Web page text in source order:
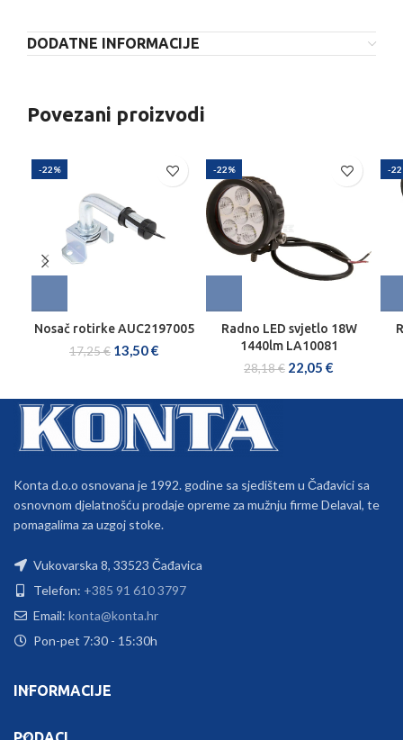
DODATNE INFORMACIJE
Povezani proizvodi
-22%
Nosač rotirke AUC2197005
17,25€ 13,50€
-22%
Radno LED svjetlo 18W
1440lm LA10081
28,18€ 22,05 €
-
Konta d.o.o osnovana je 1992. godine sa sjedištem u Čađavici sa
osnovnom djelatnošću prodaje opreme za mužnju firme Delaval, te
pomagalima za uzgoj stoke.
Vukovarska 8, 33523 Čađavica
Telefon: +385 91 610 3797
Email: konta@konta.hr
Pon-pet 7:30 - 15:30h
INFORMACIJE